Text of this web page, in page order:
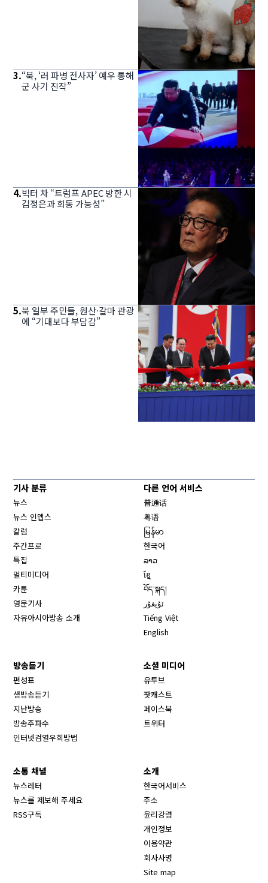
3.“북, ‘러 파병 전사자’ 예우 통해
군 사기 진작”
4.빅터 차 “트럼프 APEC 방한 시
김정은과 회동 가능성”
5.북 일부 주민들, 원산·갈마 관광
에 “기대보다 부담감”
기사 분류
뉴스
뉴스 인뎁스
칼럼
주간프로
특집
멀티미디어
카툰
영문기사
자유아시아방송 소개
다른 언어 서비스
普通话
粤语
မြန်မာ
한국어
ລາວ
ខ្មែ
བོད་སྐད།
ئۇيغۇر
Tiếng Việt
English
방송듣기
편성표
생방송듣기
지난방송
방송주파수
인터넷검열우회방법
소셜 미디어
유투브
팟캐스트
페이스북
트위터
소통 채널
뉴스레터
뉴스를 제보해 주세요
RSS구독
소개
한국어서비스
주소
윤리강령
개인정보
이용약관
회사사명
Site map